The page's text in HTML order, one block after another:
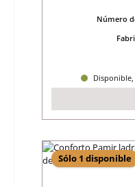
Número
Sólo 1 disponible